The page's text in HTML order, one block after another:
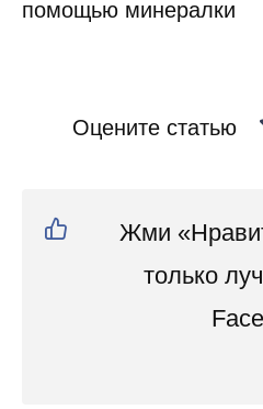
Оцените статью
Жми
только